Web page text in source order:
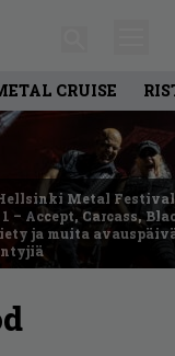
CRUISE
Metal
1 – Accept, Carcass,
ja muita